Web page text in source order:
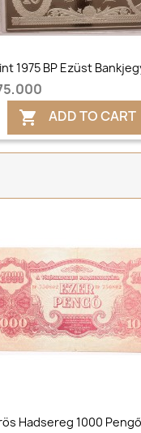
1975 BP Ezüst
 ADD TO CART
Hadsereg 1000